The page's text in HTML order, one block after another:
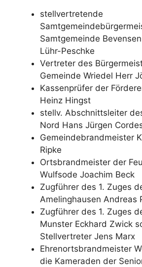
stellvertretende
Samtgemeinde
Lühr-Peschke
Vertreter des
Gemeinde Wriedel Herr
Kassenprüfer der
Heinz Hingst
stellv. Abschnittsleiter
Nord Hans Jürgen
Gemeindebrandmeister
Ripke
Ortsbrandmeister der
Wulfsode Joachim Beck
Zugführer des 1. Zuges
Amelinghausen Andreas
Zugführer des 1. Zuges
Munster Eckhard Zwick
Stellvertreter Jens Marx
Ehrenortsbrandmeister
die Kameraden der